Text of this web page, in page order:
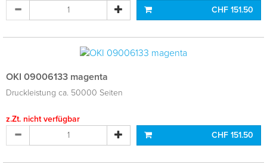
CHF 151.50
OKI 09006133 magenta
Druckleistung ca. 50000 Seiten
z.Zt. nicht verfügbar
CHF 151.50